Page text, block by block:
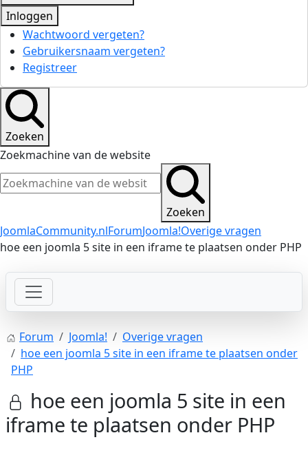
Inloggen
Wachtwoord vergeten?
Gebruikersnaam vergeten?
Registreer
Zoeken
Zoekmachine van de website
Zoeken
JoomlaCommunity.nlForumJoomla!Overige vragen
hoe een joomla 5 site in een iframe te plaatsen onder PHP
Forum Joomla!
Overige vragen
hoe een joomla 5 site in een iframe te plaatsen onder
PHP
hoe een joomla 5 site in een
iframe te plaatsen onder PHP